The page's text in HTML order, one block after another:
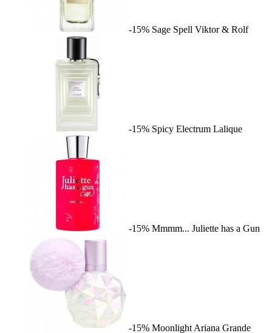
-15% Sage Spell Viktor & Rolf
-15% Spicy Electrum Lalique
-15% Mmmm... Juliette has a Gun
-15% Moonlight Ariana Grande